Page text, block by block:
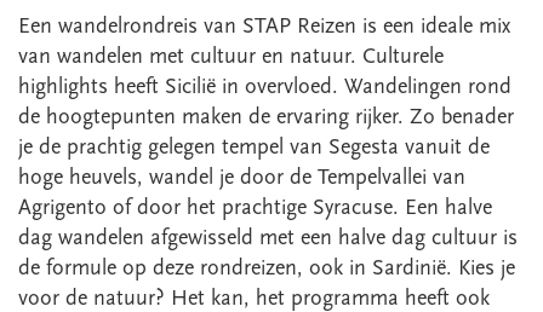
Een wandelrondreis van STAP Reizen is een ideale mix
van wandelen met cultuur en natuur. Culturele
highlights heeft Sicilië in overvloed. Wandelingen rond
de hoogtepunten maken de ervaring rijker. Zo benader
je de prachtig gelegen tempel van Segesta vanuit de
hoge heuvels, wandel je door de Tempelvallei van
Agrigento of door het prachtige Syracuse. Een halve
dag wandelen afgewisseld met een halve dag cultuur is
de formule op deze rondreizen, ook in Sardinië. Kies je
voor de natuur? Het kan, het programma heeft ook